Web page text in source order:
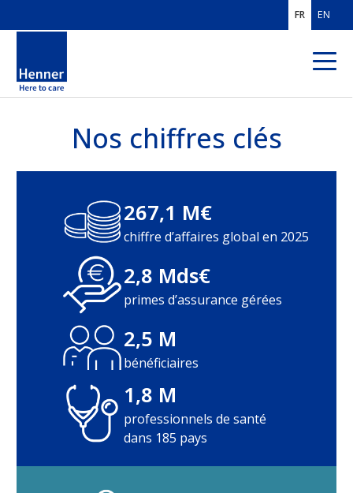
FR EN
QUI SOMMES-NOUS ?
Expertises et métiers
Chiffres clés et implantations
Gouvernance et histoire
Politique et engagements RSE
Valeurs et soutiens
Labels et certifications
Filiales et entités partenaires
Nos chiffres clés
267,1 M€
chiffre d’affaires global en 2025
2,8 Mds€
primes d’assurance gérées
2,5 M
bénéficiaires
1,8 M
professionnels de santé
dans 185 pays